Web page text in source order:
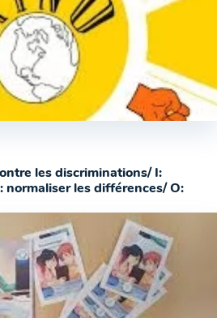
les discriminations/ I:
normaliser les différences/ O: